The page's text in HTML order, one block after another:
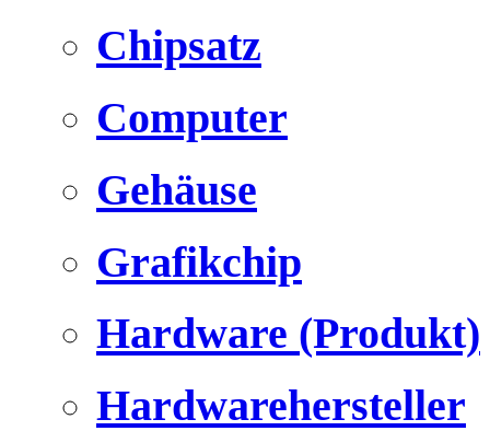
Chipsatz
Computer
Gehäuse
Grafikchip
Hardware (Produkt)
Hardwarehersteller